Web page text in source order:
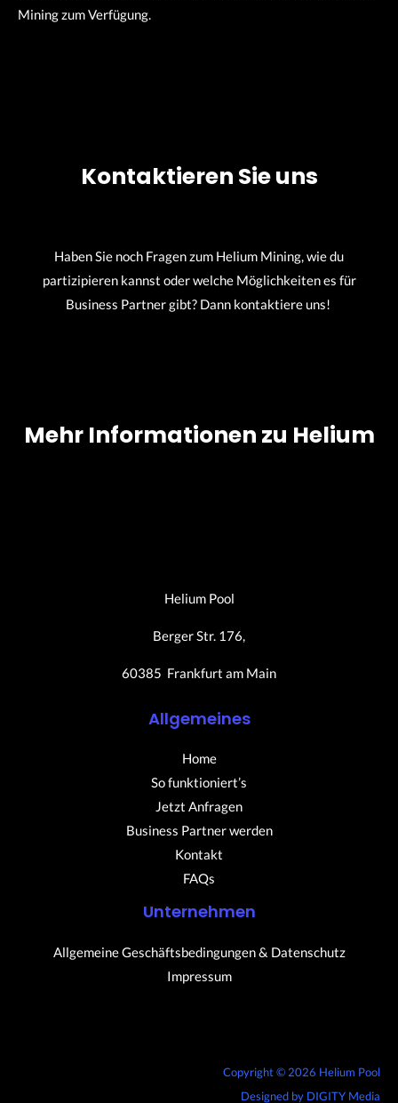
Mining zum Verfügung.
Kontaktieren Sie uns
Haben Sie noch Fragen zum Helium Mining, wie du
partizipieren kannst oder welche Möglichkeiten es für
Business Partner gibt? Dann kontaktiere uns!
Mehr Informationen zu Helium
Helium Pool
Berger Str. 176,
60385 Frankfurt am Main
Allgemeines
Home
So funktioniert’s
Jetzt Anfragen
Business Partner werden
Kontakt
FAQs
Unternehmen
Allgemeine Geschäftsbedingungen & Datenschutz
Impressum
Copyright © 2026 Helium Pool
Designed by DIGITY Media